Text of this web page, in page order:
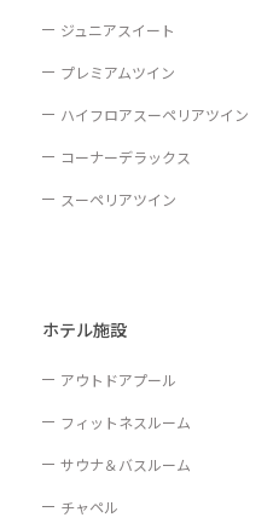
ジュニアスイート
プレミアムツイン
ハイフロアスーペリアツイン
コーナーデラックス
スーペリアツイン
ホテル施設
アウトドアプール
フィットネスルーム
サウナ＆バスルーム
チャペル